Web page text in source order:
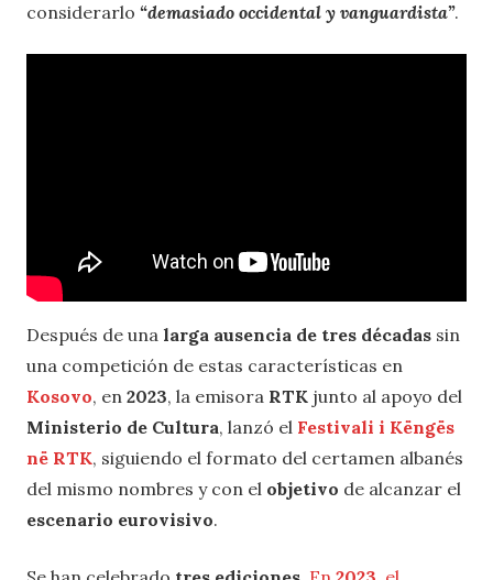
considerarlo “demasiado occidental y vanguardista”.
Después de una larga ausencia de tres décadas sin
una competición de estas características en
Kosovo, en 2023, la emisora RTK junto al apoyo del
Ministerio de Cultura, lanzó el Festivali i Këngës
në RTK, siguiendo el formato del certamen albanés
del mismo nombres y con el objetivo de alcanzar el
escenario eurovisivo.